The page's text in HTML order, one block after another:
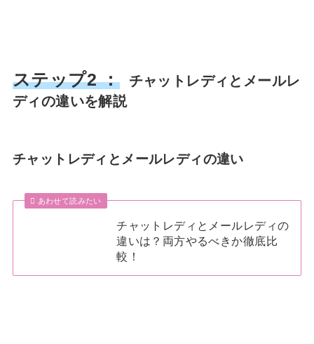
ステップ2 ：チャットレディとメールレ
ディの違いを解説
チャットレディとメールレディの違い
あわせて読みたい
チャットレディとメールレディの
違いは？両方やるべきか徹底比
較！